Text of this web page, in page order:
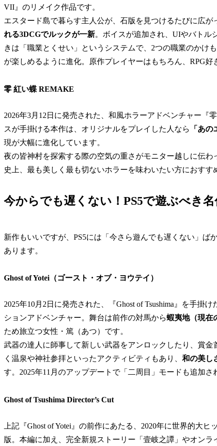
VII』のリメイク作品です。
エスタード島で暮らす主人公が、石版を見つけるたびに広
れる3DCGでルックが一新。ボイスが追加され、UIやバトル
きは「職業とくせい」というシステムで、2つの職業のかけ
が楽しめるように進化。原作プレイヤーはもちろん、RPG
零 紅い蝶 REMAKE
2026年3月12日に発売された、和風ホラーアドベンチャー
スが手掛ける本作は、オリジナルをプレイした人なら
「あ
現が大幅に進化しています。
夜の皆神村を探索する際の空気の重さがモニター越しに伝
史上、最も美しく最も切ないホラーを味わいたい方におすす
今からでも遅くない！PS5で遊ぶべき
新作もいいですが、PS5には「今さら遊んでも遅くない」ば
あります。
Ghost of Yotei（ゴースト・オブ・ヨウテイ）
2025年10月2日に発売された、『Ghost of Tsushima』を手掛
ションアドベンチャー。舞台は前作の対馬から蝦夷地（現在
ため旅立つ女性・篤（あつ）です。
武器の達人に師事して新しい武器をアンロックしたり、賞
く温泉や神社参拝といったアクティビティもあり、 和の美し
す。2025年11月のアップデートで「二周目」モードも追加
Ghost of Tsushima Director’s Cut
上記『Ghost of Yotei』の前作にあたる、2020年に世界的大
版。本編に加え、完全新規ストーリー「壹岐之譚」やオン